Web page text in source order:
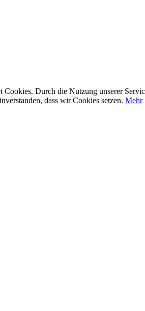
Cookies. Durch die Nutzung unserer
dass wir Cookies setzen. Mehr